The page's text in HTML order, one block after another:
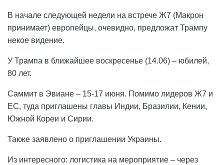
В начале следующей недели на встрече Ж7 (Макрон
принимает) европейцы, очевидно, предложат Трампу
некое видение.
У Трампа в ближайшее воскресенье (14.06) – юбилей,
80 лет.
Саммит в Эвиане – 15-17 июня. Помимо лидеров Ж7 и
ЕС, туда приглашены главы Индии, Бразилии, Кении,
Южной Кореи и Сирии.
Также заявлено о приглашении Украины.
Из интересного: логистика на мероприятие – через